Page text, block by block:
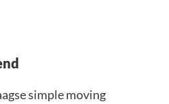
simple moving